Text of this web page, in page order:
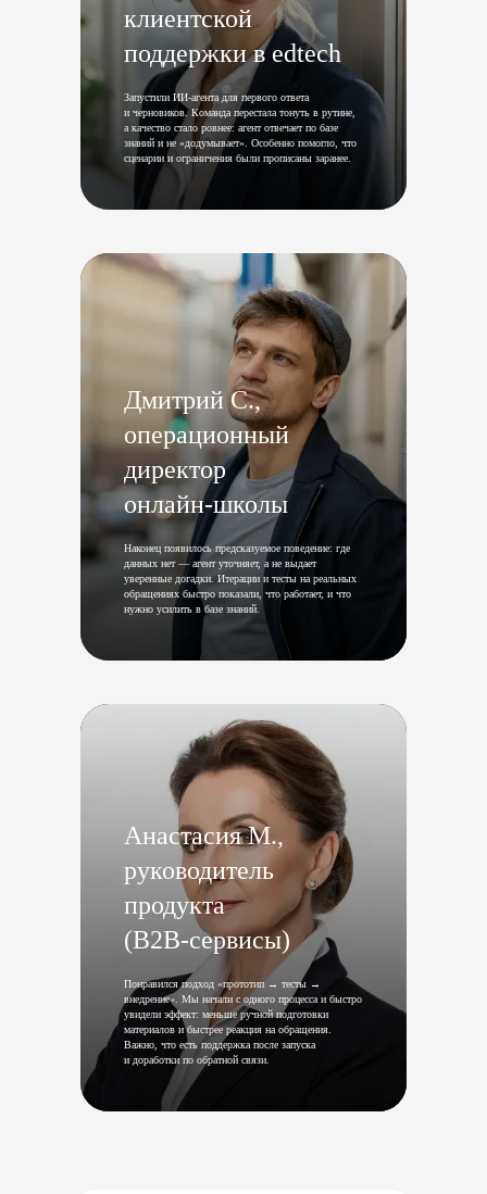
клиентской
поддержки в edtech
Запустили ИИ‑агента для первого ответа
и черновиков. Команда перестала тонуть в рутине,
а качество стало ровнее: агент отвечает по базе
знаний и не «додумывает». Особенно помогло, что
сценарии и ограничения были прописаны заранее.
Дмитрий С.,
операционный
директор
онлайн‑школы
Наконец появилось предсказуемое поведение: где
данных нет — агент уточняет, а не выдает
уверенные догадки. Итерации и тесты на реальных
обращениях быстро показали, что работает, и что
нужно усилить в базе знаний.
Анастасия М.,
руководитель
продукта
(B2B‑сервисы)
Понравился подход «прототип → тесты →
внедрение». Мы начали с одного процесса и быстро
увидели эффект: меньше ручной подготовки
материалов и быстрее реакция на обращения.
Важно, что есть поддержка после запуска
и доработки по обратной связи.